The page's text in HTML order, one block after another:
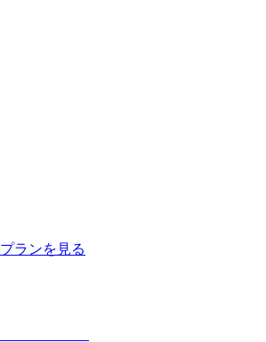
プランを見る